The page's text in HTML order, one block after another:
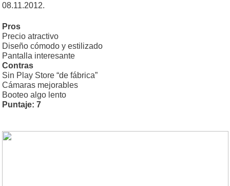
08.11.2012.
Pros
Precio atractivo
Diseño cómodo y estilizado
Pantalla interesante
Contras
Sin Play Store “de fábrica”
Cámaras mejorables
Booteo algo lento
Puntaje: 7